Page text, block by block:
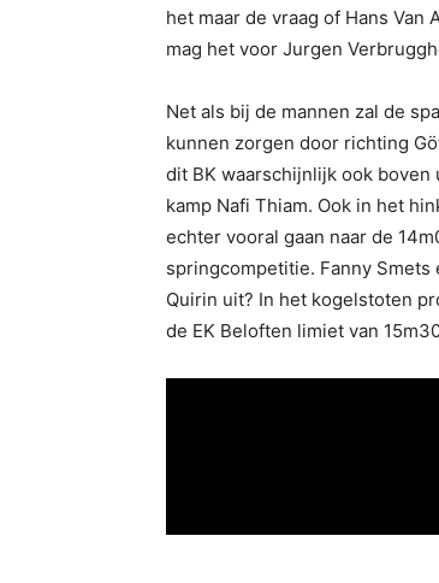
het maar de vraag of Hans
mag het voor Jurgen
Net als bij de mannen zal de
kunnen zorgen door richting
dit BK waarschijnlijk ook
kamp Nafi Thiam. Ook in het
echter vooral gaan naar de
springcompetitie. Fanny
Quirin uit? In het kogelstoten
de EK Beloften limiet van